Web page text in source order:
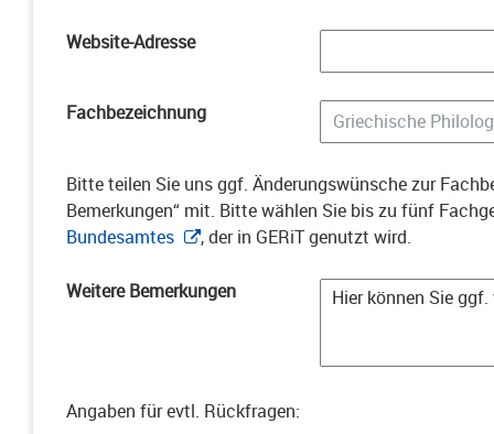
Website-Adresse
Fachbezeichnung
Bitte teilen Sie uns ggf. Änderungswünsche zur
Bemerkungen“ mit. Bitte wählen Sie bis zu fünf
Bundesamtes
, der in GERiT genutzt wird.
Weitere Bemerkungen
Angaben für evtl. Rückfragen: